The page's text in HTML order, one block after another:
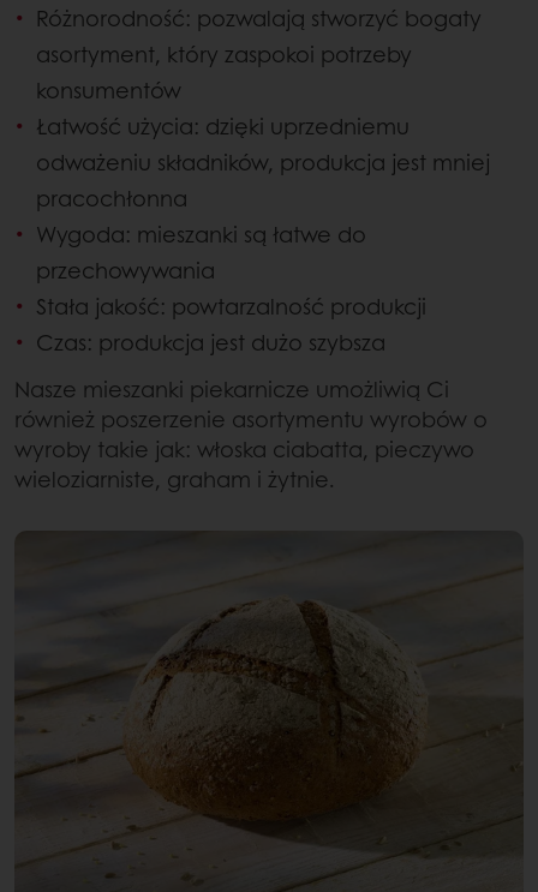
Różnorodność: pozwalają stworzyć bogaty
asortyment, który zaspokoi potrzeby
konsumentów
Łatwość użycia: dzięki uprzedniemu
odważeniu składników, produkcja jest mniej
pracochłonna
Wygoda: mieszanki są łatwe do
przechowywania
Stała jakość: powtarzalność produkcji
Czas: produkcja jest dużo szybsza
Nasze mieszanki piekarnicze umożliwią Ci
również poszerzenie asortymentu wyrobów o
wyroby takie jak: włoska ciabatta, pieczywo
wieloziarniste, graham i żytnie.